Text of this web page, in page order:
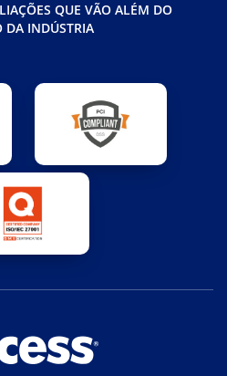
QUE VÃO ALÉM DO
DA INDÚSTRIA